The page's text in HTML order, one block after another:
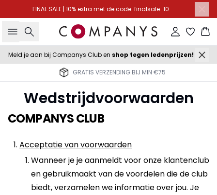
FINAL SALE | 10% extra met de code: finalsale-10
Zoeken Inloggen
Meld je aan bij Companys Club en shop tegen ledenprijzen!
GRATIS VERZENDING BIJ MIN €75
Wedstrijdvoorwaarden
COMPANYS CLUB
Acceptatie van voorwaarden
Wanneer je je aanmeldt voor onze klantenclub
en gebruikmaakt van de voordelen die de club
biedt, verzamelen we informatie over jou. Je